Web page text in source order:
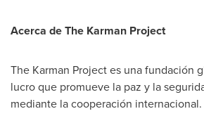
Acerca de The Karman Project
The Karman Project es una fundación
lucro que promueve la paz y la
mediante la cooperación